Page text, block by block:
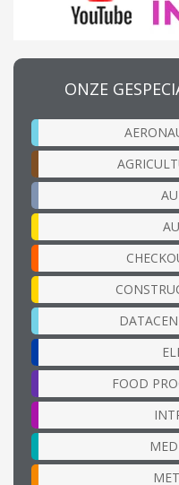
ONZE
FOOD